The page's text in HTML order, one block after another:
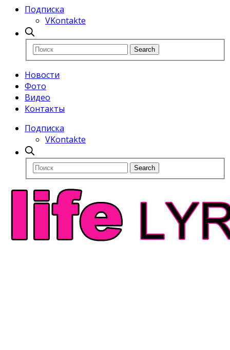
Подписка
VKontakte
Новости
Фото
Видео
Контакты
Подписка
VKontakte